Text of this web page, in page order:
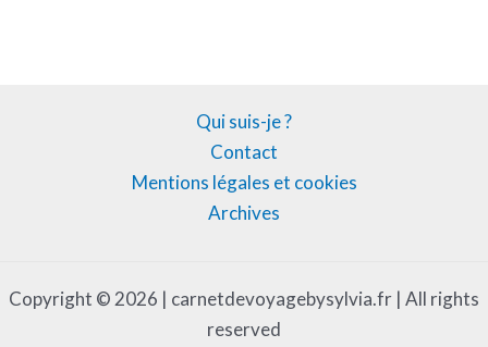
Qui suis-je ?
Contact
Mentions légales et cookies
Archives
Copyright © 2026 | carnetdevoyagebysylvia.fr | All rights
reserved